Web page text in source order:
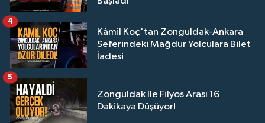
Kâmil Koç'tan Zonguldak-Ankara
Seferindeki Mağdur Yolculara Bilet
İadesi
4
Zonguldak İle Filyos Arası 16
Dakikaya Düşüyor!
5